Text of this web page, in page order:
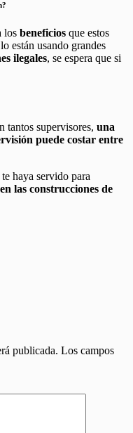
los beneficios que estos
están usando grandes
ilegales, se espera que si
tantos supervisores, una
puede costar entre
haya servido para
las construcciones de
publicada. Los campos